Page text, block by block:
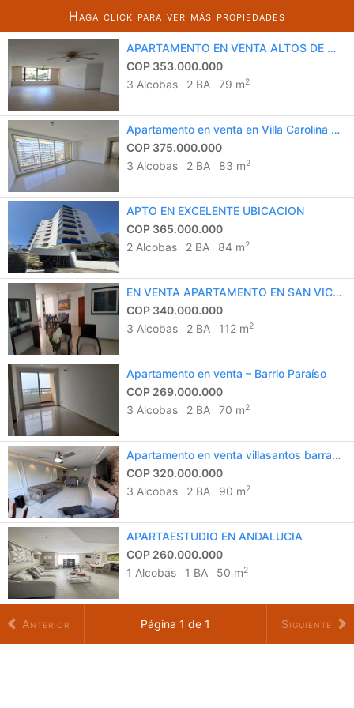
Haga click para ver más propiedades
7
listados encontrados
Notifiqueme de más listados como
APARTAMENTO EN VENTA ALTOS DE RIOMAR
COP 353.000.000
3 Alcobas
2 BA 79 m2
Apartamento en venta en Villa Carolina – Excelente ubicación y amplios espacios
COP 375.000.000
3 Alcobas
2 BA 83 m2
APTO EN EXCELENTE UBICACION
COP 365.000.000
2 Alcobas
2 BA 84 m2
EN VENTA APARTAMENTO EN SAN VICENTE
COP 340.000.000
3 Alcobas
2 BA 112 m2
Apartamento en venta – Barrio Paraíso
COP 269.000.000
3 Alcobas
2 BA 70 m2
Apartamento en venta villasantos barranquilla
COP 320.000.000
3 Alcobas
2 BA 90 m2
APARTAESTUDIO EN ANDALUCIA
COP 260.000.000
1 Alcobas
1 BA 50 m2
Anterior Página 1 de 1 Siguiente